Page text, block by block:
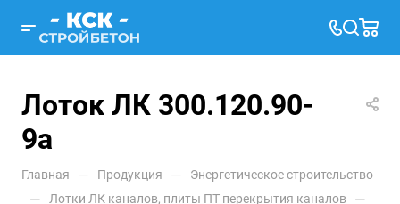
Лоток ЛК 300.120.90-
9а
Главная — Продукция — Энергетическое строительство
— Лотки ЛК каналов, плиты ПТ перекрытия каналов —